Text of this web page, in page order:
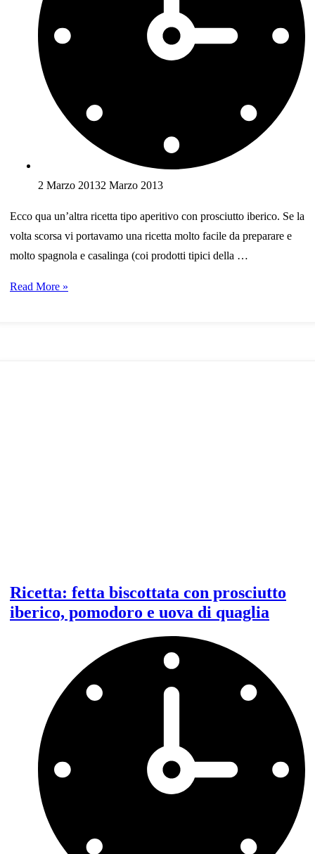
2 Marzo 20132 Marzo 2013
Ecco qua un’altra ricetta tipo aperitivo con prosciutto iberico. Se la
volta scorsa vi portavamo una ricetta molto facile da preparare e
molto spagnola e casalinga (coi prodotti tipici della …
Ricetta:
Read More »
Ricetta: fetta biscottata con prosciutto
iberico, pomodoro e uova di quaglia